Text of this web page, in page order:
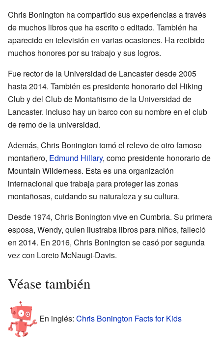
Chris Bonington ha compartido sus experiencias a través
de muchos libros que ha escrito o editado. También ha
aparecido en televisión en varias ocasiones. Ha recibido
muchos honores por su trabajo y sus logros.
Fue rector de la Universidad de Lancaster desde 2005
hasta 2014. También es presidente honorario del Hiking
Club y del Club de Montañismo de la Universidad de
Lancaster. Incluso hay un barco con su nombre en el club
de remo de la universidad.
Además, Chris Bonington tomó el relevo de otro famoso
montañero, Edmund Hillary, como presidente honorario de
Mountain Wilderness. Esta es una organización
internacional que trabaja para proteger las zonas
montañosas, cuidando su naturaleza y su cultura.
Desde 1974, Chris Bonington vive en Cumbria. Su primera
esposa, Wendy, quien ilustraba libros para niños, falleció
en 2014. En 2016, Chris Bonington se casó por segunda
vez con Loreto McNaugt-Davis.
Véase también
En inglés: Chris Bonington Facts for Kids